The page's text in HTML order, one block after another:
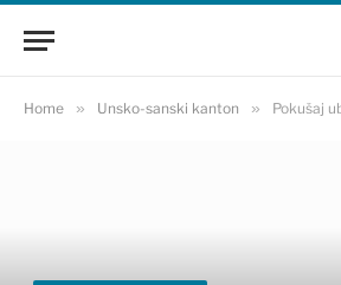
Home » Unsko-sanski kanton » Pokušaj ubistva u